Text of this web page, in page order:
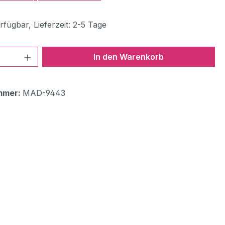
Lieferzeit: 2-5 Tage
Anzahl: Gib den gewünschten Wert
In den Warenkorb
MAD-9443